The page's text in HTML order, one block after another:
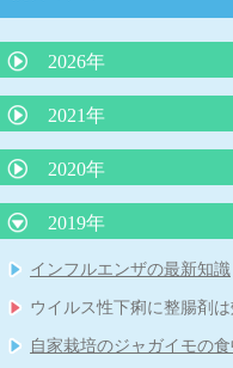
2026年
抗生剤の正しい使い方（
2021年
夜泣きにLGG乳酸菌（ヨ
外来で３０分で分かるア
院長コラム 「魚アレルギ
院長コラム アレルギー学
法をする）ことは本当か？
院長コラム「魚をたべて
2020年
院長コラム「アトピー性
法」
院長コラム 「子どもの便
子どもの微熱とは 院長コ
院長コラム 本年度の学校
2019年
インフルエンザの最新知識
ウイルス性下痢に整腸剤
自家栽培のジャガイモの食